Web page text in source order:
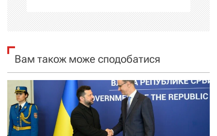
і
а
п
и
Вам також може сподобатися